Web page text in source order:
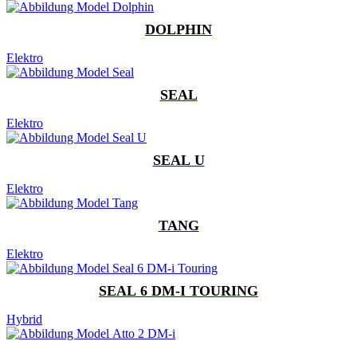
DOLPHIN
Elektro
SEAL
Elektro
SEAL U
Elektro
TANG
Elektro
SEAL 6 DM-I TOURING
Hybrid